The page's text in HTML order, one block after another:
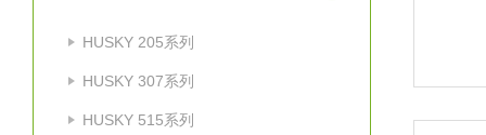
HUSKY 205系列
HUSKY 307系列
HUSKY 515系列